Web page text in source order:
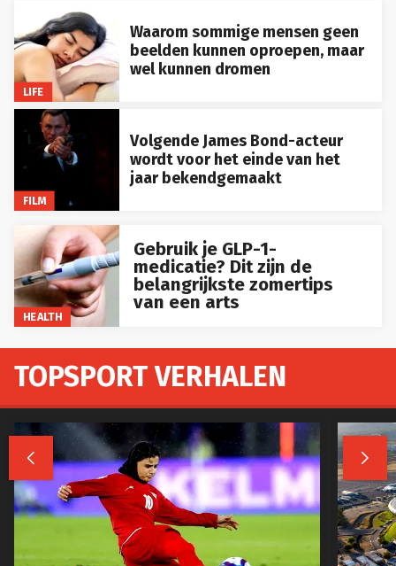
LIFE
Waarom sommige mensen geen
beelden kunnen oproepen, maar
wel kunnen dromen
FILM
Volgende James Bond-acteur
wordt voor het einde van het
jaar bekendgemaakt
HEALTH
Gebruik je GLP-1-
medicatie? Dit zijn de
belangrijkste zomertips
van een arts
TOPSPORT VERHALEN
 